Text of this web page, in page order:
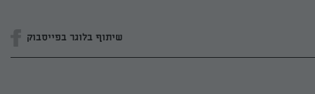
שיתוף בלוגר בפייסבוק